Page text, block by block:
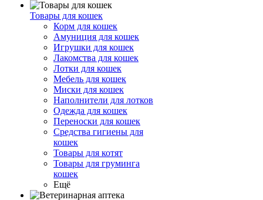
Товары для кошек
Корм для кошек
Амуниция для кошек
Игрушки для кошек
Лакомства для кошек
Лотки для кошек
Мебель для кошек
Миски для кошек
Наполнители для лотков
Одежда для кошек
Переноски для кошек
Средства гигиены для
кошек
Товары для котят
Товары для груминга
кошек
Ещё